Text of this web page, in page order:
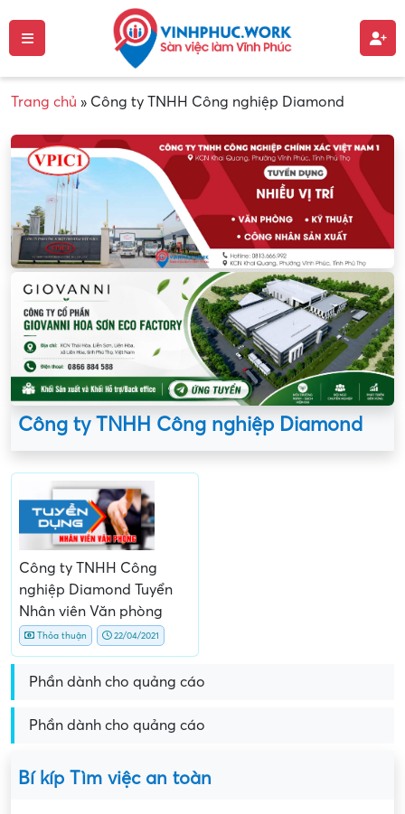
Trang chủ » Công ty TNHH Công nghiệp Diamond
Công ty TNHH Công nghiệp Diamond
Công ty TNHH Công
nghiệp Diamond Tuyển
Nhân viên Văn phòng
Thỏa thuận 22/04/2021
Phần dành cho quảng cáo
Phần dành cho quảng cáo
Bí kíp Tìm việc an toàn